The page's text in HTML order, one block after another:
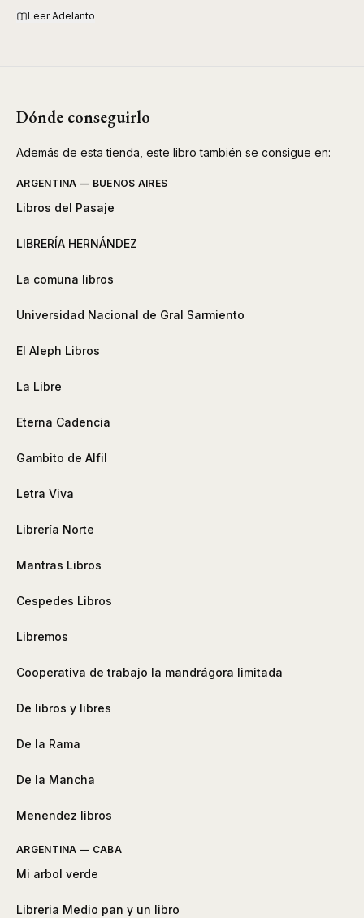
Leer Adelanto
Dónde conseguirlo
Además de esta tienda, este libro también se consigue en:
ARGENTINA — BUENOS AIRES
Libros del Pasaje
LIBRERÍA HERNÁNDEZ
La comuna libros
Universidad Nacional de Gral Sarmiento
El Aleph Libros
La Libre
Eterna Cadencia
Gambito de Alfil
Letra Viva
Librería Norte
Mantras Libros
Cespedes Libros
Libremos
Cooperativa de trabajo la mandrágora limitada
De libros y libres
De la Rama
De la Mancha
Menendez libros
ARGENTINA — CABA
Mi arbol verde
Libreria Medio pan y un libro